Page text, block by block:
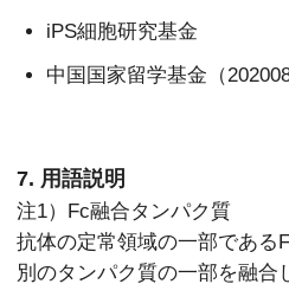
iPS細胞研究基金
中国国家留学基金（
7. 用語説明
注1）Fc融合タンパク質
抗体の定常領域の一部である
別のタンパク質の一部を融合